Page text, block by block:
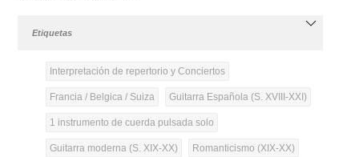
Etiquetas
Interpretación de repertorio y Conciertos
Francia / Belgica / Suiza Guitarra Española (S. XVIII-XXI)
1 instrumento de cuerda pulsada solo
Guitarra moderna (S. XIX-XX) Romanticismo (XIX-XX)